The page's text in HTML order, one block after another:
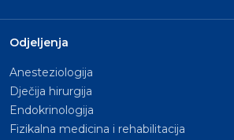
Odjeljenja
Anesteziologija
Dječija hirurgija
Endokrinologija
Fizikalna medicina i rehabilitacija